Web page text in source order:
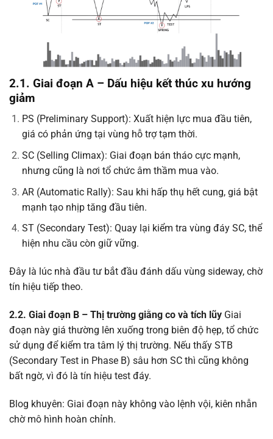
2.1. Giai đoạn A – Dấu hiệu kết thúc xu hướng
giảm
PS (Preliminary Support): Xuất hiện lực mua đầu tiên,
giá có phản ứng tại vùng hỗ trợ tạm thời.
SC (Selling Climax): Giai đoạn bán tháo cực mạnh,
nhưng cũng là nơi tổ chức âm thầm mua vào.
AR (Automatic Rally): Sau khi hấp thụ hết cung, giá bật
mạnh tạo nhịp tăng đầu tiên.
ST (Secondary Test): Quay lại kiểm tra vùng đáy SC, thể
hiện nhu cầu còn giữ vững.
Đây là lúc nhà đầu tư bắt đầu đánh dấu vùng sideway, chờ
tín hiệu tiếp theo.
2.2. Giai đoạn B – Thị trường giằng co và tích lũy Giai
đoạn này giá thường lên xuống trong biên độ hẹp, tổ chức
sử dụng để kiểm tra tâm lý thị trường. Nếu thấy STB
(Secondary Test in Phase B) sâu hơn SC thì cũng không
bất ngờ, vì đó là tín hiệu test đáy.
Blog khuyên: Giai đoạn này không vào lệnh vội, kiên nhẫn
chờ mô hình hoàn chỉnh.